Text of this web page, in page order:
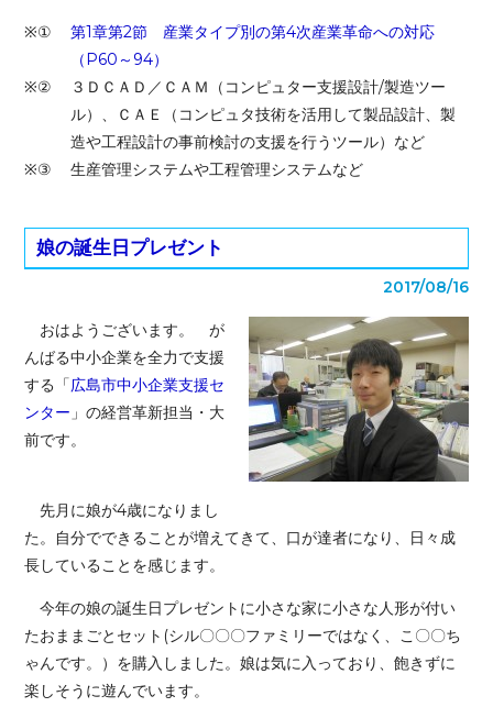
※①
第1章第2節 産業タイプ別の第4次産業革命への対応
（P60～94）
※②
３ＤＣＡＤ／ＣＡＭ（コンピュター支援設計/製造ツー
ル）、ＣＡＥ（コンピュタ技術を活用して製品設計、製
造や工程設計の事前検討の支援を行うツール）など
※③
生産管理システムや工程管理システムなど
娘の誕生日プレゼント
2017/08/16
おはようございます。 が
んばる中小企業を全力で支援
する「広島市中小企業支援セ
ンター 」の経営革新担当・大
前です。
先月に娘が4歳になりまし
た。自分でできることが増えてきて、口が達者になり、日々成
長していることを感じます。
今年の娘の誕生日プレゼントに小さな家に小さな人形が付い
たおままごとセット(シル〇〇〇ファミリーではなく、こ〇〇ち
ゃんです。）を購入しました。娘は気に入っており、飽きずに
楽しそうに遊んでいます。